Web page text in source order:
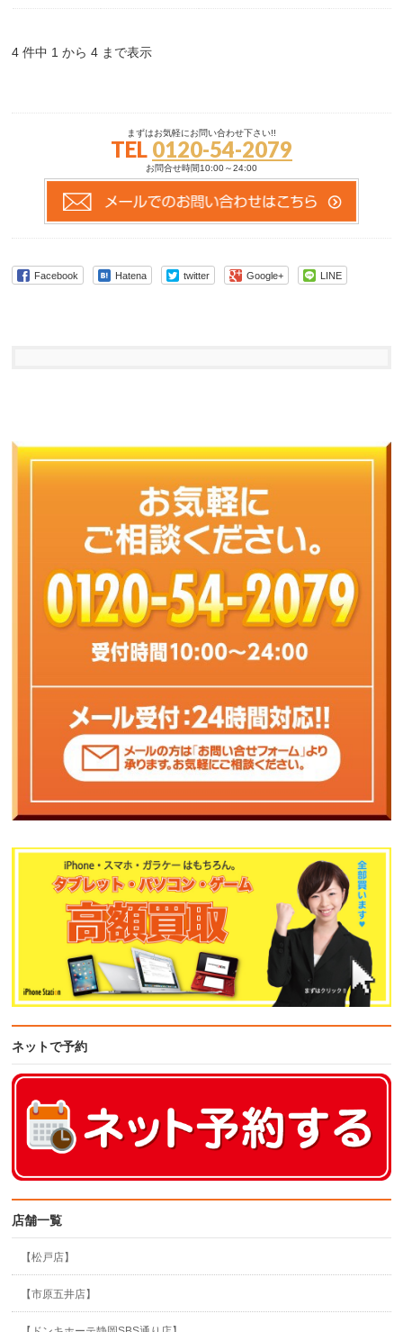
4 件中 1 から 4 まで表示
まずはお気軽にお問い合わせ下さい!!
TEL 0120-54-2079
お問合せ時間10:00～24:00
Facebook Hatena twitter Google+ LINE
ネットで予約
店舗一覧
【松戸店】
【市原五井店】